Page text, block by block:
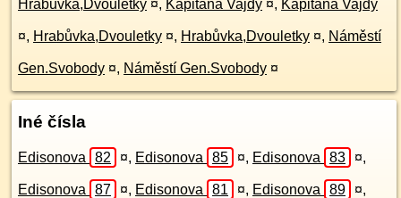
Hrabůvka,Dvouletky ¤, Kapitána Vajdy ¤, Kapitána Vajdy
¤, Hrabůvka,Dvouletky ¤, Hrabůvka,Dvouletky ¤, Náměstí
Gen.Svobody ¤, Náměstí Gen.Svobody ¤
Iné čísla
Edisonova 82 ¤, Edisonova 85 ¤, Edisonova 83 ¤,
Edisonova 87 ¤, Edisonova 81 ¤, Edisonova 89 ¤,